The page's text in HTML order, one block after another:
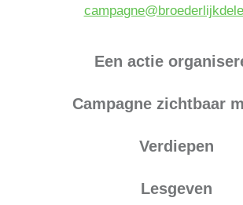
Een actie
Campagne zichtbaar
Verdiepen
Lesgeven